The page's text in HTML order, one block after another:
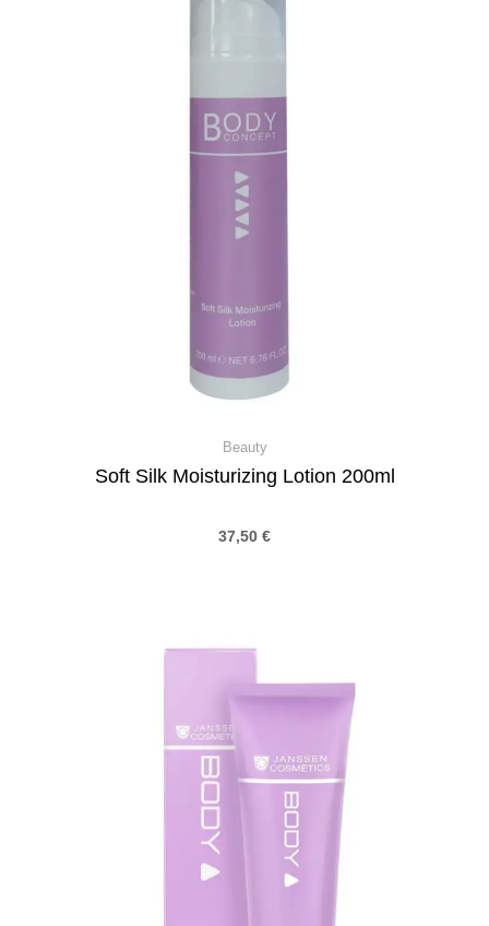
Beauty
Soft Silk Moisturizing Lotion 200ml
37,50 €